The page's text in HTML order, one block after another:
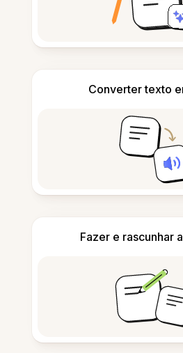
Converter texto
Fazer e rascunhar